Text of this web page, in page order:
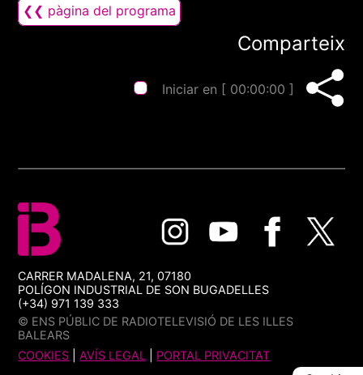
❮❮ pàgina del programa
Comparteix
Iniciar en [ 00:00:00 ]
CARRER MADALENA, 21, 07180
POLÍGON INDUSTRIAL DE SON BUGADELLES
(+34) 971 139 333
© ENS PÚBLIC DE RADIOTELEVISIÓ DE LES ILLES
BALEARS
COOKIES |AVÍS LEGAL PORTAL PRIVACITAT